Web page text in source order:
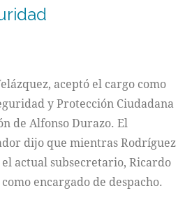
aceptó el cargo como
y Protección Ciudadana
de Alfonso Durazo. El
dijo que mientras Rodríguez
actual subsecretario, Ricardo
encargado de despacho.